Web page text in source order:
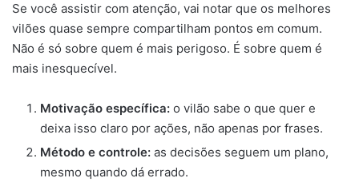
Se você assistir com atenção, vai notar que os melhores
vilões quase sempre compartilham pontos em comum.
Não é só sobre quem é mais perigoso. É sobre quem é
mais inesquecível.
Motivação específica: o vilão sabe o que quer e
deixa isso claro por ações, não apenas por frases.
Método e controle: as decisões seguem um plano,
mesmo quando dá errado.